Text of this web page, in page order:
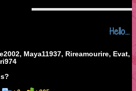
Hello...
Maya11937, Rireamourire,